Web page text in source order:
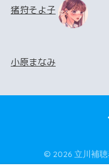
猪狩そよ子
小原まなみ
© 2026 立川補